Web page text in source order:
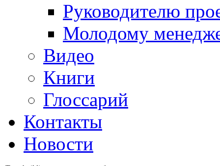
Руководителю
Молодому
Видео
Книги
Глоссарий
Контакты
Новости